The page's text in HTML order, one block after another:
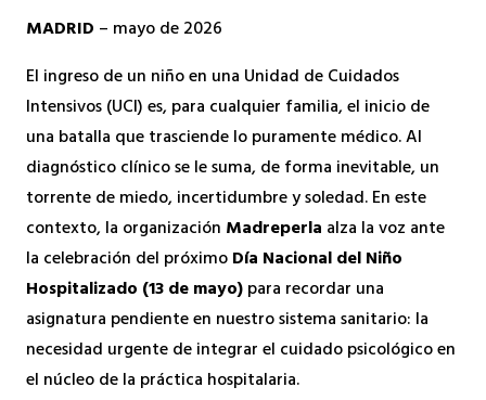
MADRID – mayo de 2026
El ingreso de un niño en una Unidad de Cuidados
Intensivos (UCI) es, para cualquier familia, el inicio de
una batalla que trasciende lo puramente médico. Al
diagnóstico clínico se le suma, de forma inevitable, un
torrente de miedo, incertidumbre y soledad. En este
contexto, la organización Madreperla alza la voz ante
la celebración del próximoDía Nacional del Niño
Hospitalizado (13 de mayo)para recordar una
asignatura pendiente en nuestro sistema sanitario: la
necesidad urgente de integrar el cuidado psicológico en
el núcleo de la práctica hospitalaria.